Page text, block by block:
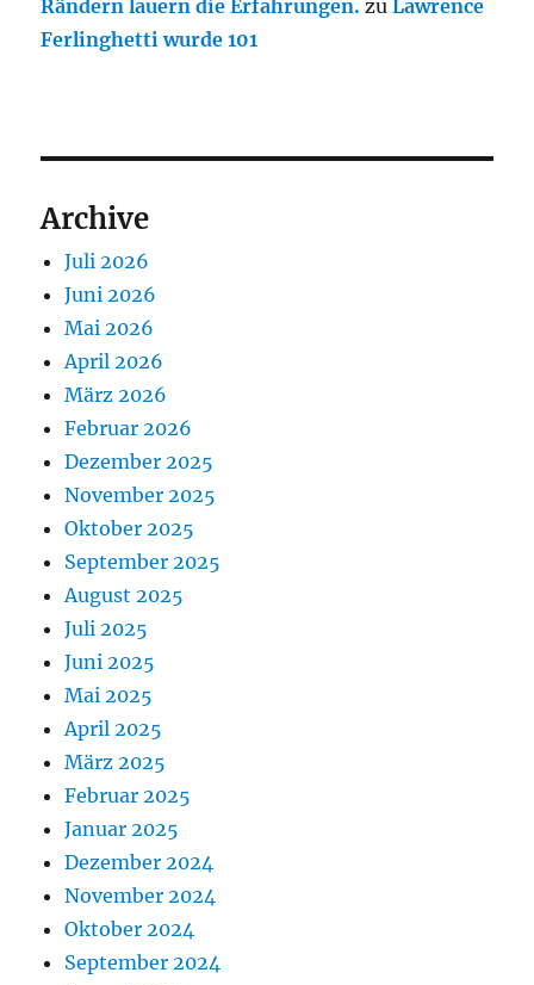
Rändern lauern die Erfahrungen. zu Lawrence
Ferlinghetti wurde 101
Archive
Juli 2026
Juni 2026
Mai 2026
April 2026
März 2026
Februar 2026
Dezember 2025
November 2025
Oktober 2025
September 2025
August 2025
Juli 2025
Juni 2025
Mai 2025
April 2025
März 2025
Februar 2025
Januar 2025
Dezember 2024
November 2024
Oktober 2024
September 2024